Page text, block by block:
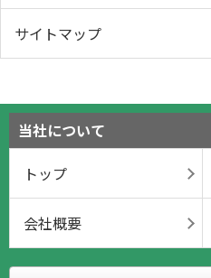
サイトマップ
当社について
トップ
会社概要